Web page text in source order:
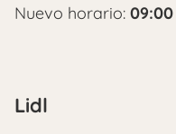
Nuevo horario:
Lidl